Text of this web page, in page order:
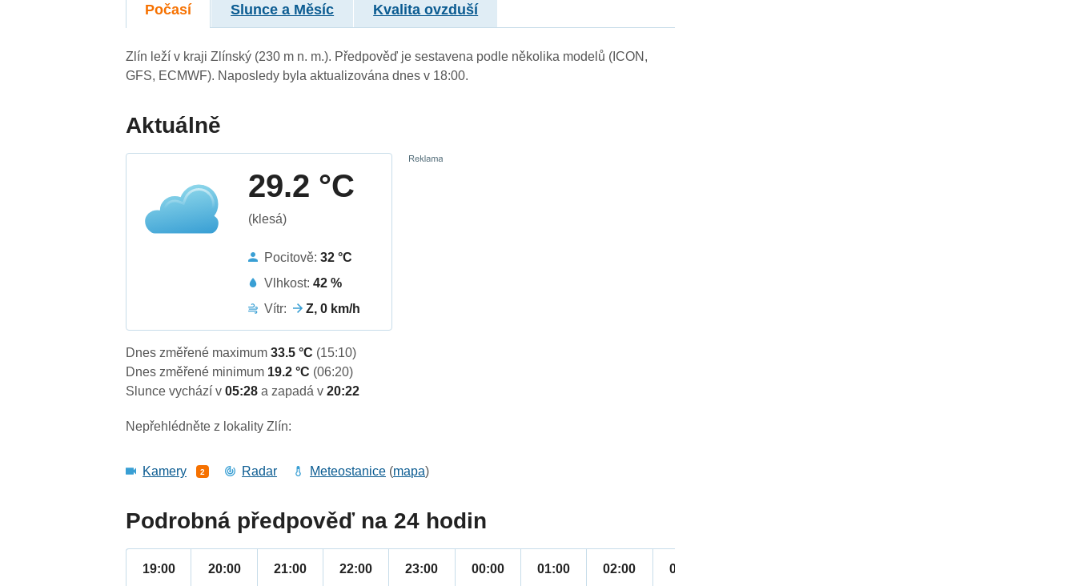
Počasí Slunce a Měsíc Kvalita ovzduší
Zlín leží v kraji Zlínský (230 m n. m.). Předpověď je sestavena podle několika modelů (ICON,
GFS, ECMWF). Naposledy byla aktualizována dnes v 18:00.
Aktuálně
29.2 °C
(klesá)
Pocitově:32 °C
Vlhkost:42 %
Vítr:
Z, 0 km/h
Dnes změřené maximum33.5 °C (15:10)
Dnes změřené minimum 19.2 °C (06:20)
Slunce vychází v05:28a zapadá v20:22
Nepřehlédněte z lokality Zlín:
Kamery 2 Radar Meteostanice (mapa)
Podrobná předpověď na 24 hodin
19:00 20:00 21:00 22:00 23:00 00:00 01:00 02:00 03:00